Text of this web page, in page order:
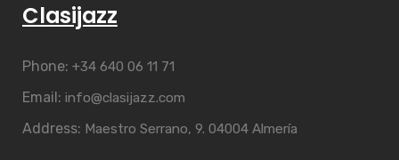
Clasijazz
Phone: +34 640 06 11 71
Email: info@clasijazz.com
Address: Maestro Serrano, 9. 04004 Almería